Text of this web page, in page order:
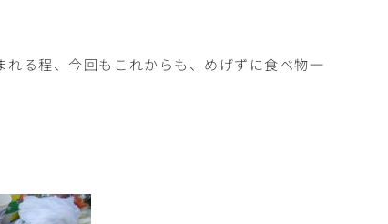
る程、今回もこれからも、めげずに食べ物一